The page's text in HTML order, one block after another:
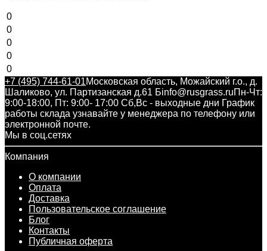
0
0
0
0
0
+7 (495) 744-61-01Московская область, Можайский г.о., д.
Шаликово, ул. Партизанская д.61 Бinfo@rusgrass.ruПн-Чт:
9:00-18:00, Пт: 9:00- 17:00 Сб,Вс - выходные дни График
работы склада узнавайте у менеджера по телефону или
электронной почте.
Мы в соц.сетях
Компания
О компании
Оплата
Доставка
Пользовательское соглашение
Блог
Контакты
Публичная оферта